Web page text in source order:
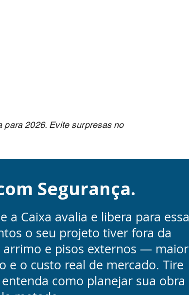
para 2026. Evite surpresas no
Segurança.
Caixa avalia e libera para essa
o seu projeto tiver fora da
e pisos externos — maior
e o custo real de mercado. Tire
como planejar sua obra